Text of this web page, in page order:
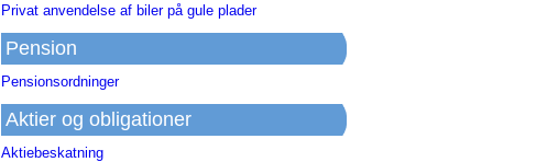
Privat anvendelse af biler på gule plader
Pension
Pensionsordninger
Aktier og obligationer
Aktiebeskatning